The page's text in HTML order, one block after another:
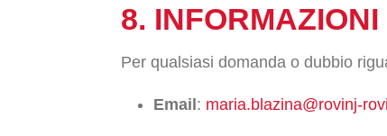
8.
Per qualsiasi domanda o dubbio
Email: maria.blazina@rovinj-